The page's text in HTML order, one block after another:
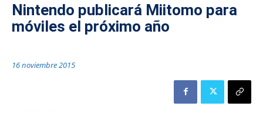
Nintendo publicará Miitomo para
móviles el próximo año
16 noviembre 2015